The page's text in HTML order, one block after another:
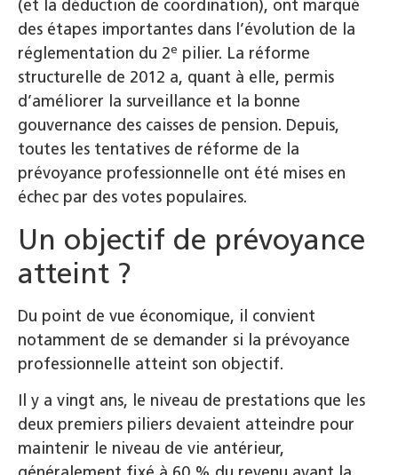
(et la déduction de coordination), ont marqué
des étapes importantes dans l’évolution de la
réglementation du 2e pilier. La réforme
structurelle de 2012 a, quant à elle, permis
d’améliorer la surveillance et la bonne
gouvernance des caisses de pension. Depuis,
toutes les tentatives de réforme de la
prévoyance professionnelle ont été mises en
échec par des votes populaires.
Un objectif de prévoyance
atteint ?
Du point de vue économique, il convient
notamment de se demander si la prévoyance
professionnelle atteint son objectif.
Il y a vingt ans, le niveau de prestations que les
deux premiers piliers devaient atteindre pour
maintenir le niveau de vie antérieur,